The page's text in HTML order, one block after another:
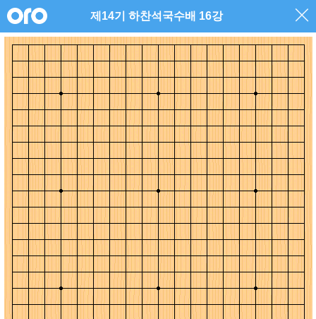
제14기 하찬석국수배 16강